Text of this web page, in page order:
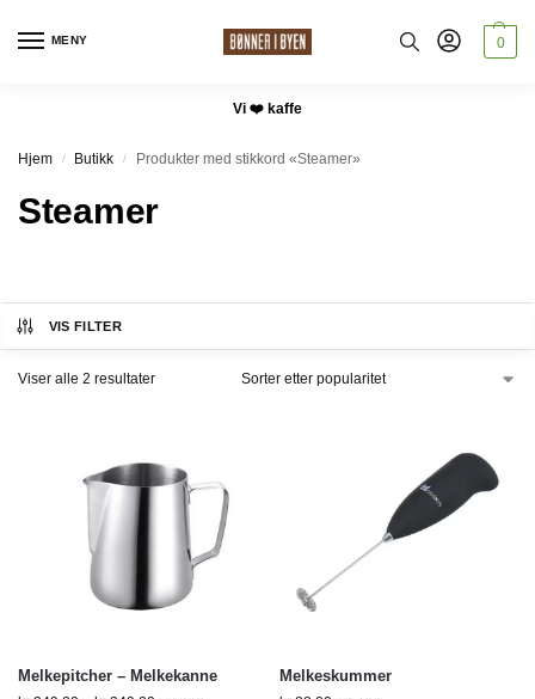
MENY 0
Vi ❤️ kaffe
Hjem / Butikk / Produkter med stikkord «Steamer»
Steamer
VIS FILTER
Viser alle 2 resultater
Melkepitcher – Melkekanne Melkeskummer